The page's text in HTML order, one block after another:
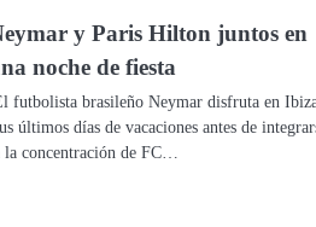
y Paris Hilton juntos en
noche de fiesta
futbolista brasileño Neymar disfruta en
últimos días de vacaciones antes de
la concentración de FC…